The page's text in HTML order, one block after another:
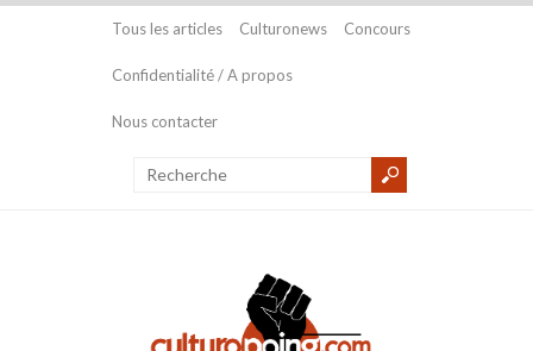
Tous les articles Culturonews Concours
Confidentialité / A propos
Nous contacter